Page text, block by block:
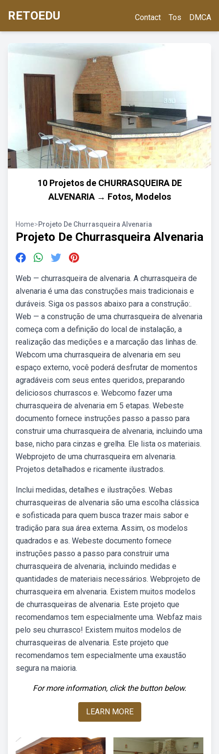
RETOEDU Contact Tos DMCA
10 Projetos de CHURRASQUEIRA DE
ALVENARIA → Fotos, Modelos
Home>Projeto De Churrasqueira Alvenaria
Projeto De Churrasqueira Alvenaria
Web — churrasqueira de alvenaria. A churrasqueira de
alvenaria é uma das construções mais tradicionais e
duráveis. Siga os passos abaixo para a construção:.
Web — a construção de uma churrasqueira de alvenaria
começa com a definição do local de instalação, a
realização das medições e a marcação das linhas de.
Webcom uma churrasqueira de alvenaria em seu
espaço externo, você poderá desfrutar de momentos
agradáveis com seus entes queridos, preparando
deliciosos churrascos e. Webcomo fazer uma
churrasqueira de alvenaria em 5 etapas. Webeste
documento fornece instruções passo a passo para
construir uma churrasqueira de alvenaria, incluindo uma
base, nicho para cinzas e grelha. Ele lista os materiais.
Webprojeto de uma churrasqueira em alvenaria.
Projetos detalhados e ricamente ilustrados.
Inclui medidas, detalhes e ilustrações. Webas
churrasqueiras de alvenaria são uma escolha clássica
e sofisticada para quem busca trazer mais sabor e
tradição para sua área externa. Assim, os modelos
quadrados e as. Webeste documento fornece
instruções passo a passo para construir uma
churrasqueira de alvenaria, incluindo medidas e
quantidades de materiais necessários. Webprojeto de
churrasqueira em alvenaria. Existem muitos modelos
de churrasqueiras de alvenaria. Este projeto que
recomendamos tem especialmente uma. Webfaz mais
pelo seu churrasco! Existem muitos modelos de
churrasqueiras de alvenaria. Este projeto que
recomendamos tem especialmente uma exaustão
segura na maioria.
For more information, click the button below.
LEARN MORE